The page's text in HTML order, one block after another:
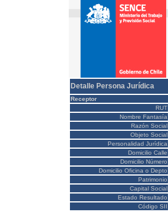
Detalle Persona Jurídica
Receptor
RUT
Nombre Fantasía
Razón Social
Objeto Social
Personalidad Jurídica
Domicilio Calle
Domicilio Número
Domicilio Oficina o Depto
Patrimonio
Capital Social
Estado Resultado
Código SII